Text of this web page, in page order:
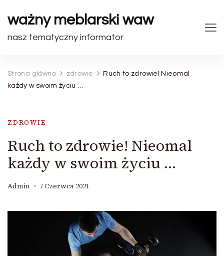
ważny meblarski waw
nasz tematyczny informator
Strona główna zdrowie
Ruch to zdrowie! Nieomal
każdy w swoim życiu …
ZDROWIE
Ruch to zdrowie! Nieomal
każdy w swoim życiu …
Admin 7 Czerwca 2021